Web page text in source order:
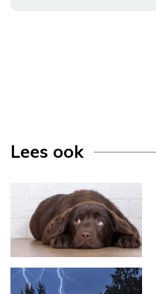
Lees ook